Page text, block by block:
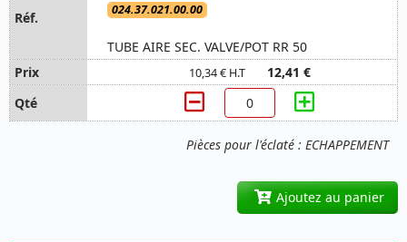
Pièces pour l'éclaté : ECHAPPEMENT
024.37.021.00.00
TUBE AIRE SEC. VALVE/POT RR 50
10,34 € H.T 12,41 €
Ajoutez au panier